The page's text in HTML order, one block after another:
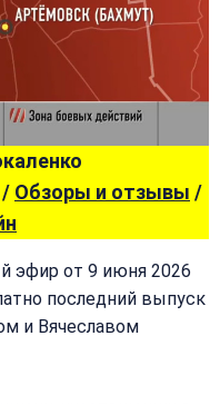
/ Обзоры и отзывы /
эфир от 9 июня 2026
последний выпуск
и Вячеславом